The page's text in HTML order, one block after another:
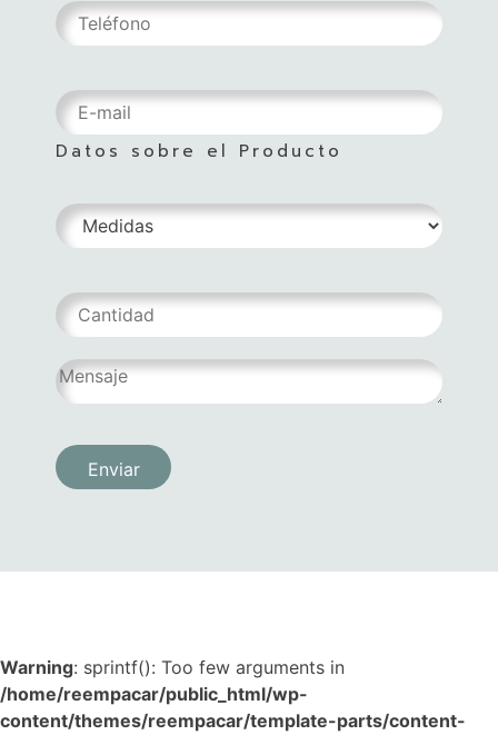
Datos sobre el Producto
Warning: sprintf(): Too few arguments in
/home/reempacar/public_html/wp-
content/themes/reempacar/template-parts/content-